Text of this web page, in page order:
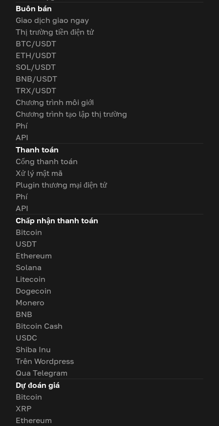
Buôn bán
Giao dịch giao ngay
Thị trường tiền điện tử
BTC/USDT
ETH/USDT
SOL/USDT
BNB/USDT
TRX/USDT
Chương trình môi giới
Chương trình tạo lập thị trường
Phí
API
Thanh toán
Cổng thanh toán
Xử lý mật mã
Plugin thương mại điện tử
Phí
API
Chấp nhận thanh toán
Bitcoin
USDT
Ethereum
Solana
Litecoin
Dogecoin
Monero
BNB
Bitcoin Cash
USDC
Shiba Inu
Trên Wordpress
Qua Telegram
Dự đoán giá
Bitcoin
XRP
Ethereum